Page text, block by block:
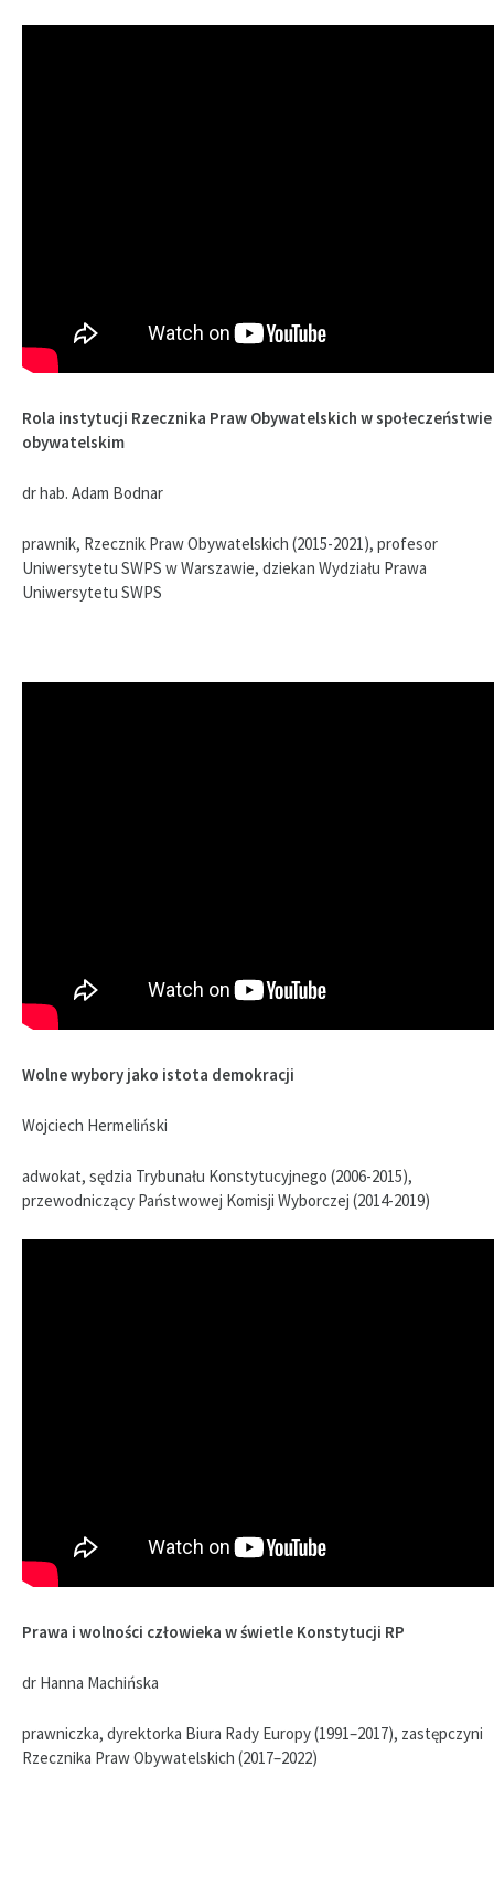
Rola instytucji Rzecznika Praw Obywatelskich w społeczeństwie
obywatelskim
dr hab. Adam Bodnar
prawnik, Rzecznik Praw Obywatelskich (2015-2021), profesor
Uniwersytetu SWPS w Warszawie, dziekan Wydziału Prawa
Uniwersytetu SWPS
Wolne wybory jako istota demokracji
Wojciech Hermeliński
adwokat, sędzia Trybunału Konstytucyjnego (2006-2015),
przewodniczący Państwowej Komisji Wyborczej (2014-2019)
Prawa i wolności człowieka w świetle Konstytucji RP
dr Hanna Machińska
prawniczka, dyrektorka Biura Rady Europy (1991–2017), zastępczyni
Rzecznika Praw Obywatelskich (2017–2022)